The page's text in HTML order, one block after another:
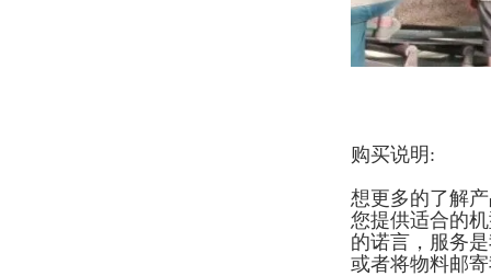
购买说明:
想更多的了解
您提供适合的
的诺言，服务
或者将物料邮